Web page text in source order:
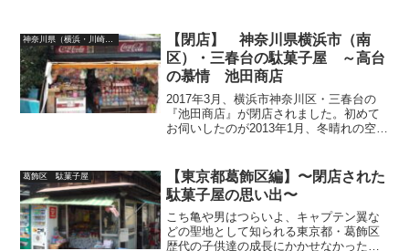
したのが昨日の事のようですまきののお
ばちゃんへのリスペクトと...
神奈川県（横浜・川崎）駄菓子屋
【閉店】 神奈川県横浜市（南
区）・三春台の駄菓子屋 ～高台
の慕情 池田商店
2017年3月、横浜市神奈川区・三春台の
『池田商店』が閉店されました。初めて
お伺いしたのが2013年1月、冬晴れの空気
しょ？（笑）』まず労いの言葉を掛けて
くださったおじ...
葛飾区 駄菓子屋
【東京都葛飾区編】〜閉店された
駄菓子屋の思い出〜
こち亀や男はつらいよ、キャプテン翼な
どの聖地として知られる東京都・葛飾区
歴代の子供達の成長にかかせなかった駄